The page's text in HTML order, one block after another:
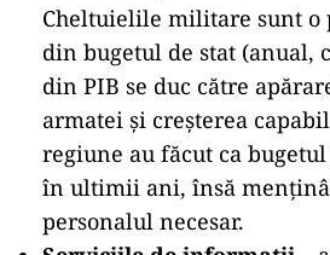
Cheltuielile militare sunt o
din bugetul de stat (anual,
din PIB se duc către
armatei și creșterea
regiune au făcut ca bugetul
în ultimii ani, însă
personalul necesar.